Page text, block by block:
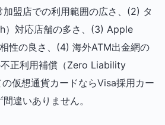
加盟店での利用範囲の広さ、(2) タ
）対応店舗の多さ、(3) Apple
性の良さ、(4) 海外ATM出金網の
正利用補償（Zero Liability
仮想通貨カードならVisa採用カー
違いありません。